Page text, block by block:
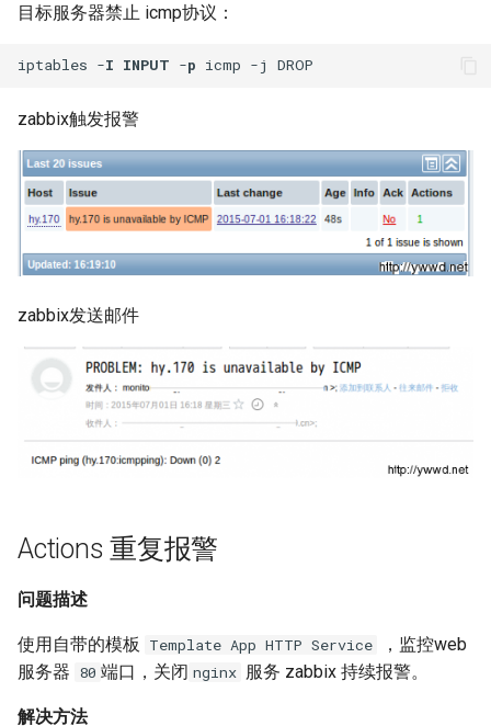
netstat 命令
ls 命令
tar 命令
nc 命令
mv 命令
dig 命令
ip 命令
curl 命令
tr 命令
crontab 任务计划
parted 恢复误删除的分区
SSH 禁止root账户远程登录
目标服务器禁止 icmp协议：
iptables -I INPUT -p
zabbix触发报警
zabbix发送邮件
Actions 重复报警
问题描述
使用自带的模板 Template App HTTP Service
，监控web
服务器 80 端口，关闭 nginx 服务 zabbix 持续报警。
解决方法